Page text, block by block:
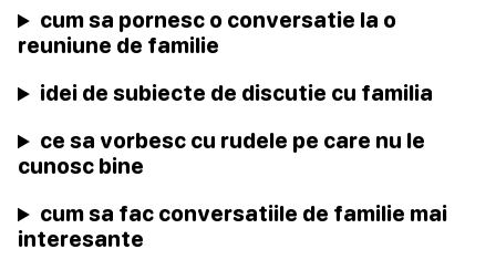
cum sa pornesc o conversatie la o
reuniune de familie
idei de subiecte de discutie cu familia
ce sa vorbesc cu rudele pe care nu le
cunosc bine
cum sa fac conversatiile de familie mai
interesante